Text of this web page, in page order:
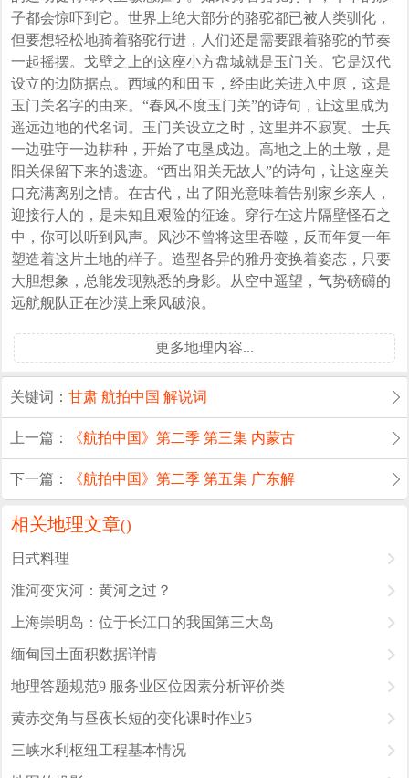
子都会惊吓到它。世界上绝大部分的骆驼都已被人类驯化，
但要想轻松地骑着骆驼行进，人们还是需要跟着骆驼的节奏
一起摇摆。戈壁之上的这座小方盘城就是玉门关。它是汉代
设立的边防据点。西域的和田玉，经由此关进入中原，这是
玉门关名字的由来。“春风不度玉门关”的诗句，让这里成为
遥远边地的代名词。玉门关设立之时，这里并不寂寞。士兵
一边驻守一边耕种，开始了屯垦戍边。高地之上的土墩，是
阳关保留下来的遗迹。“西出阳关无故人”的诗句，让这座关
口充满离别之情。在古代，出了阳光意味着告别家乡亲人，
迎接行人的，是未知且艰险的征途。穿行在这片隔壁怪石之
中，你可以听到风声。风沙不曾将这里吞噬，反而年复一年
塑造着这片土地的样子。造型各异的雅丹变换着姿态，只要
大胆想象，总能发现熟悉的身影。从空中遥望，气势磅礴的
远航舰队正在沙漠上乘风破浪。
更多地理内容...
关键词：甘肃 航拍中国 解说词
上一篇： 《航拍中国》第二季 第三集 内蒙古
下一篇： 《航拍中国》第二季 第五集 广东解
相关地理文章()
日式料理
淮河变灾河：黄河之过？
上海崇明岛：位于长江口的我国第三大岛
缅甸国土面积数据详情
地理答题规范9 服务业区位因素分析评价类
黄赤交角与昼夜长短的变化课时作业5
三峡水利枢纽工程基本情况